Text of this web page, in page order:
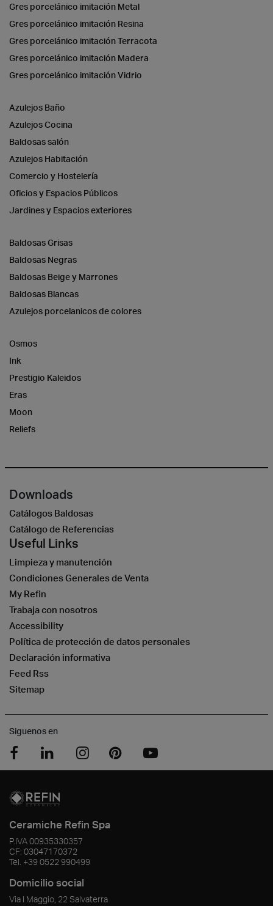
Gres porcelánico imitación Metal
Gres porcelánico imitación Resina
Gres porcelánico imitación Terracota
Gres porcelánico imitación Madera
Gres porcelánico imitación Vidrio
Azulejos Baño
Azulejos Cocina
Baldosas salón
Azulejos Habitación
Comercio y Hostelería
Oficios y Espacios Públicos
Jardines y Espacios exteriores
Baldosas Grisas
Baldosas Negras
Baldosas Beige y Marrones
Baldosas Blancas
Azulejos porcelanicos de colores
Osmos
Ink
Prestigio Kaleidos
Eras
Moon
Reliefs
Downloads
Catálogos Baldosas
Catálogo de Referencias
Useful Links
Limpieza y manutención
Condiciones Generales de Venta
My Refin
Trabaja con nosotros
Accessibility
Política de protección de datos personales
Declaración informativa
Feed Rss
Sitemap
Siguenos en
Ceramiche Refin Spa
P.IVA00935330357
CF: 03047170372
Tel. +39 0522 990499
Domicilio social
Via I Maggio, 22 Salvaterra